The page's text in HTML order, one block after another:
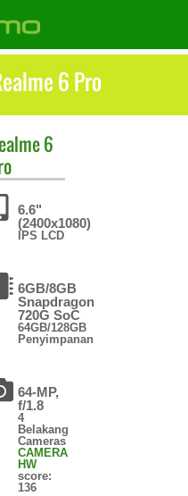
6 Pro
6
6.6"
(2400x1080)
IPS LCD
6GB/8GB
Snapdragon
720G SoC
64GB/128GB
Penyimpanan
64-MP,
f/1.8
4
Belakang
Cameras
CAMERA
HW
score:
136